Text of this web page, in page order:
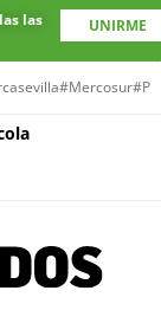
las
UNIRME
#Mercosur